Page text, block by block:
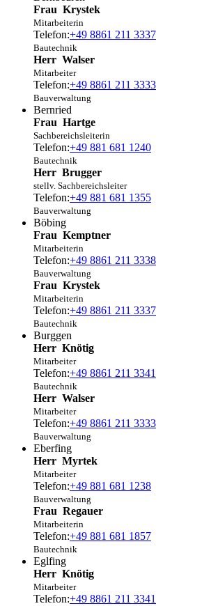
Frau Krystek
Mitarbeiterin
Telefon:+49 8861 211 3337
Bautechnik
Herr Walser
Mitarbeiter
Telefon:+49 8861 211 3333
Bauverwaltung
Bernried
Frau Hartge
Sachbereichsleiterin
Telefon:+49 881 681 1240
Bautechnik
Herr Brugger
stellv. Sachbereichsleiter
Telefon:+49 881 681 1355
Bauverwaltung
Böbing
Frau Kemptner
Mitarbeiterin
Telefon:+49 8861 211 3338
Bauverwaltung
Frau Krystek
Mitarbeiterin
Telefon:+49 8861 211 3337
Bautechnik
Burggen
Herr Knötig
Mitarbeiter
Telefon:+49 8861 211 3341
Bautechnik
Herr Walser
Mitarbeiter
Telefon:+49 8861 211 3333
Bauverwaltung
Eberfing
Herr Myrtek
Mitarbeiter
Telefon:+49 881 681 1238
Bauverwaltung
Frau Regauer
Mitarbeiterin
Telefon:+49 881 681 1857
Bautechnik
Eglfing
Herr Knötig
Mitarbeiter
Telefon:+49 8861 211 3341